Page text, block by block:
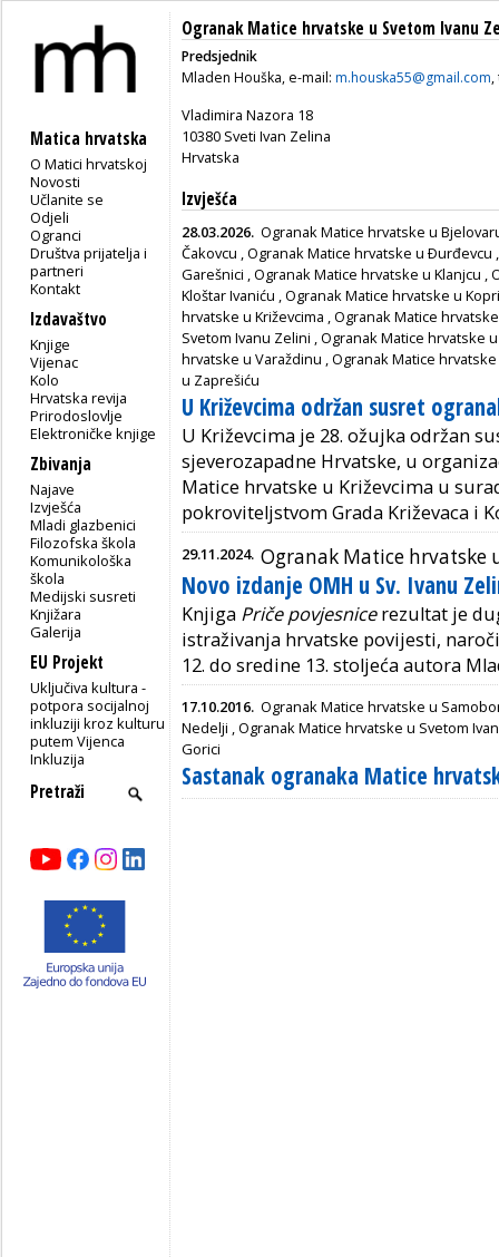
Matica hrvatska
O Matici hrvatskoj
Novosti
Učlanite se
Odjeli
Ogranci
Društva prijatelja i
partneri
Kontakt
Izdavaštvo
Knjige
Vijenac
Kolo
Hrvatska revija
Prirodoslovlje
Elektroničke knjige
Zbivanja
Najave
Izvješća
Mladi glazbenici
Filozofska škola
Komunikološka
škola
Medijski susreti
Knjižara
Galerija
EU Projekt
Uključiva kultura -
potpora socijalnoj
inkluziji kroz kulturu
putem Vijenca
Inkluzija
Ogranak Matice hrvatske u Svetom Ivanu
Predsjednik
Mladen Houška, e-mail: m.houska55@gmail.com,
Vladimira Nazora 18
10380 Sveti Ivan Zelina
Hrvatska
Izvješća
28.03.2026. Ogranak Matice hrvatske u
Čakovcu ,Ogranak Matice hrvatske u Ðurđevcu
Garešnici ,Ogranak Matice hrvatske u Klanjcu ,
Kloštar Ivaniću ,Ogranak Matice hrvatske u
hrvatske u Križevcima ,Ogranak Matice
Svetom Ivanu Zelini ,Ogranak Matice hrvatske
hrvatske u Varaždinu ,Ogranak Matice
u Zaprešiću
U Križevcima održan susret
U Križevcima je 28. ožujka održan
sjeverozapadne Hrvatske, u
Matice hrvatske u Križevcima u
pokroviteljstvom Grada Križevaca i
29.11.2024. Ogranak Matice hrvatske
Novo izdanje OMH u Sv. Ivanu
Knjiga Priče povjesnicerezultat je
istraživanja hrvatske povijesti,
12. do sredine 13. stoljeća autora
17.10.2016. Ogranak Matice hrvatske u
Nedelji ,Ogranak Matice hrvatske u Svetom
Gorici
Sastanak ogranaka Matice